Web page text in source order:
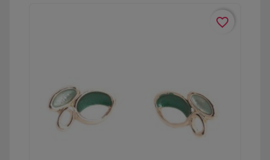
favorite_border